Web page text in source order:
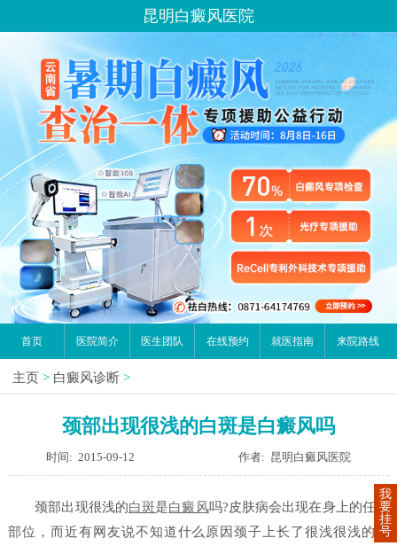
昆明白癜风医院
首页 医院简介 医生团队 在线预约 就医指南 来院路线
主页 > 白癜风诊断 >
颈部出现很浅的白斑是白癜风吗
时间: 2015-09-12 作者: 昆明白癜风医院
颈部出现很浅的白斑是白癜风吗?皮肤病会出现在身上的任何
部位，而近有网友说不知道什么原因颈子上长了很浅很浅的白
我
要
挂
号